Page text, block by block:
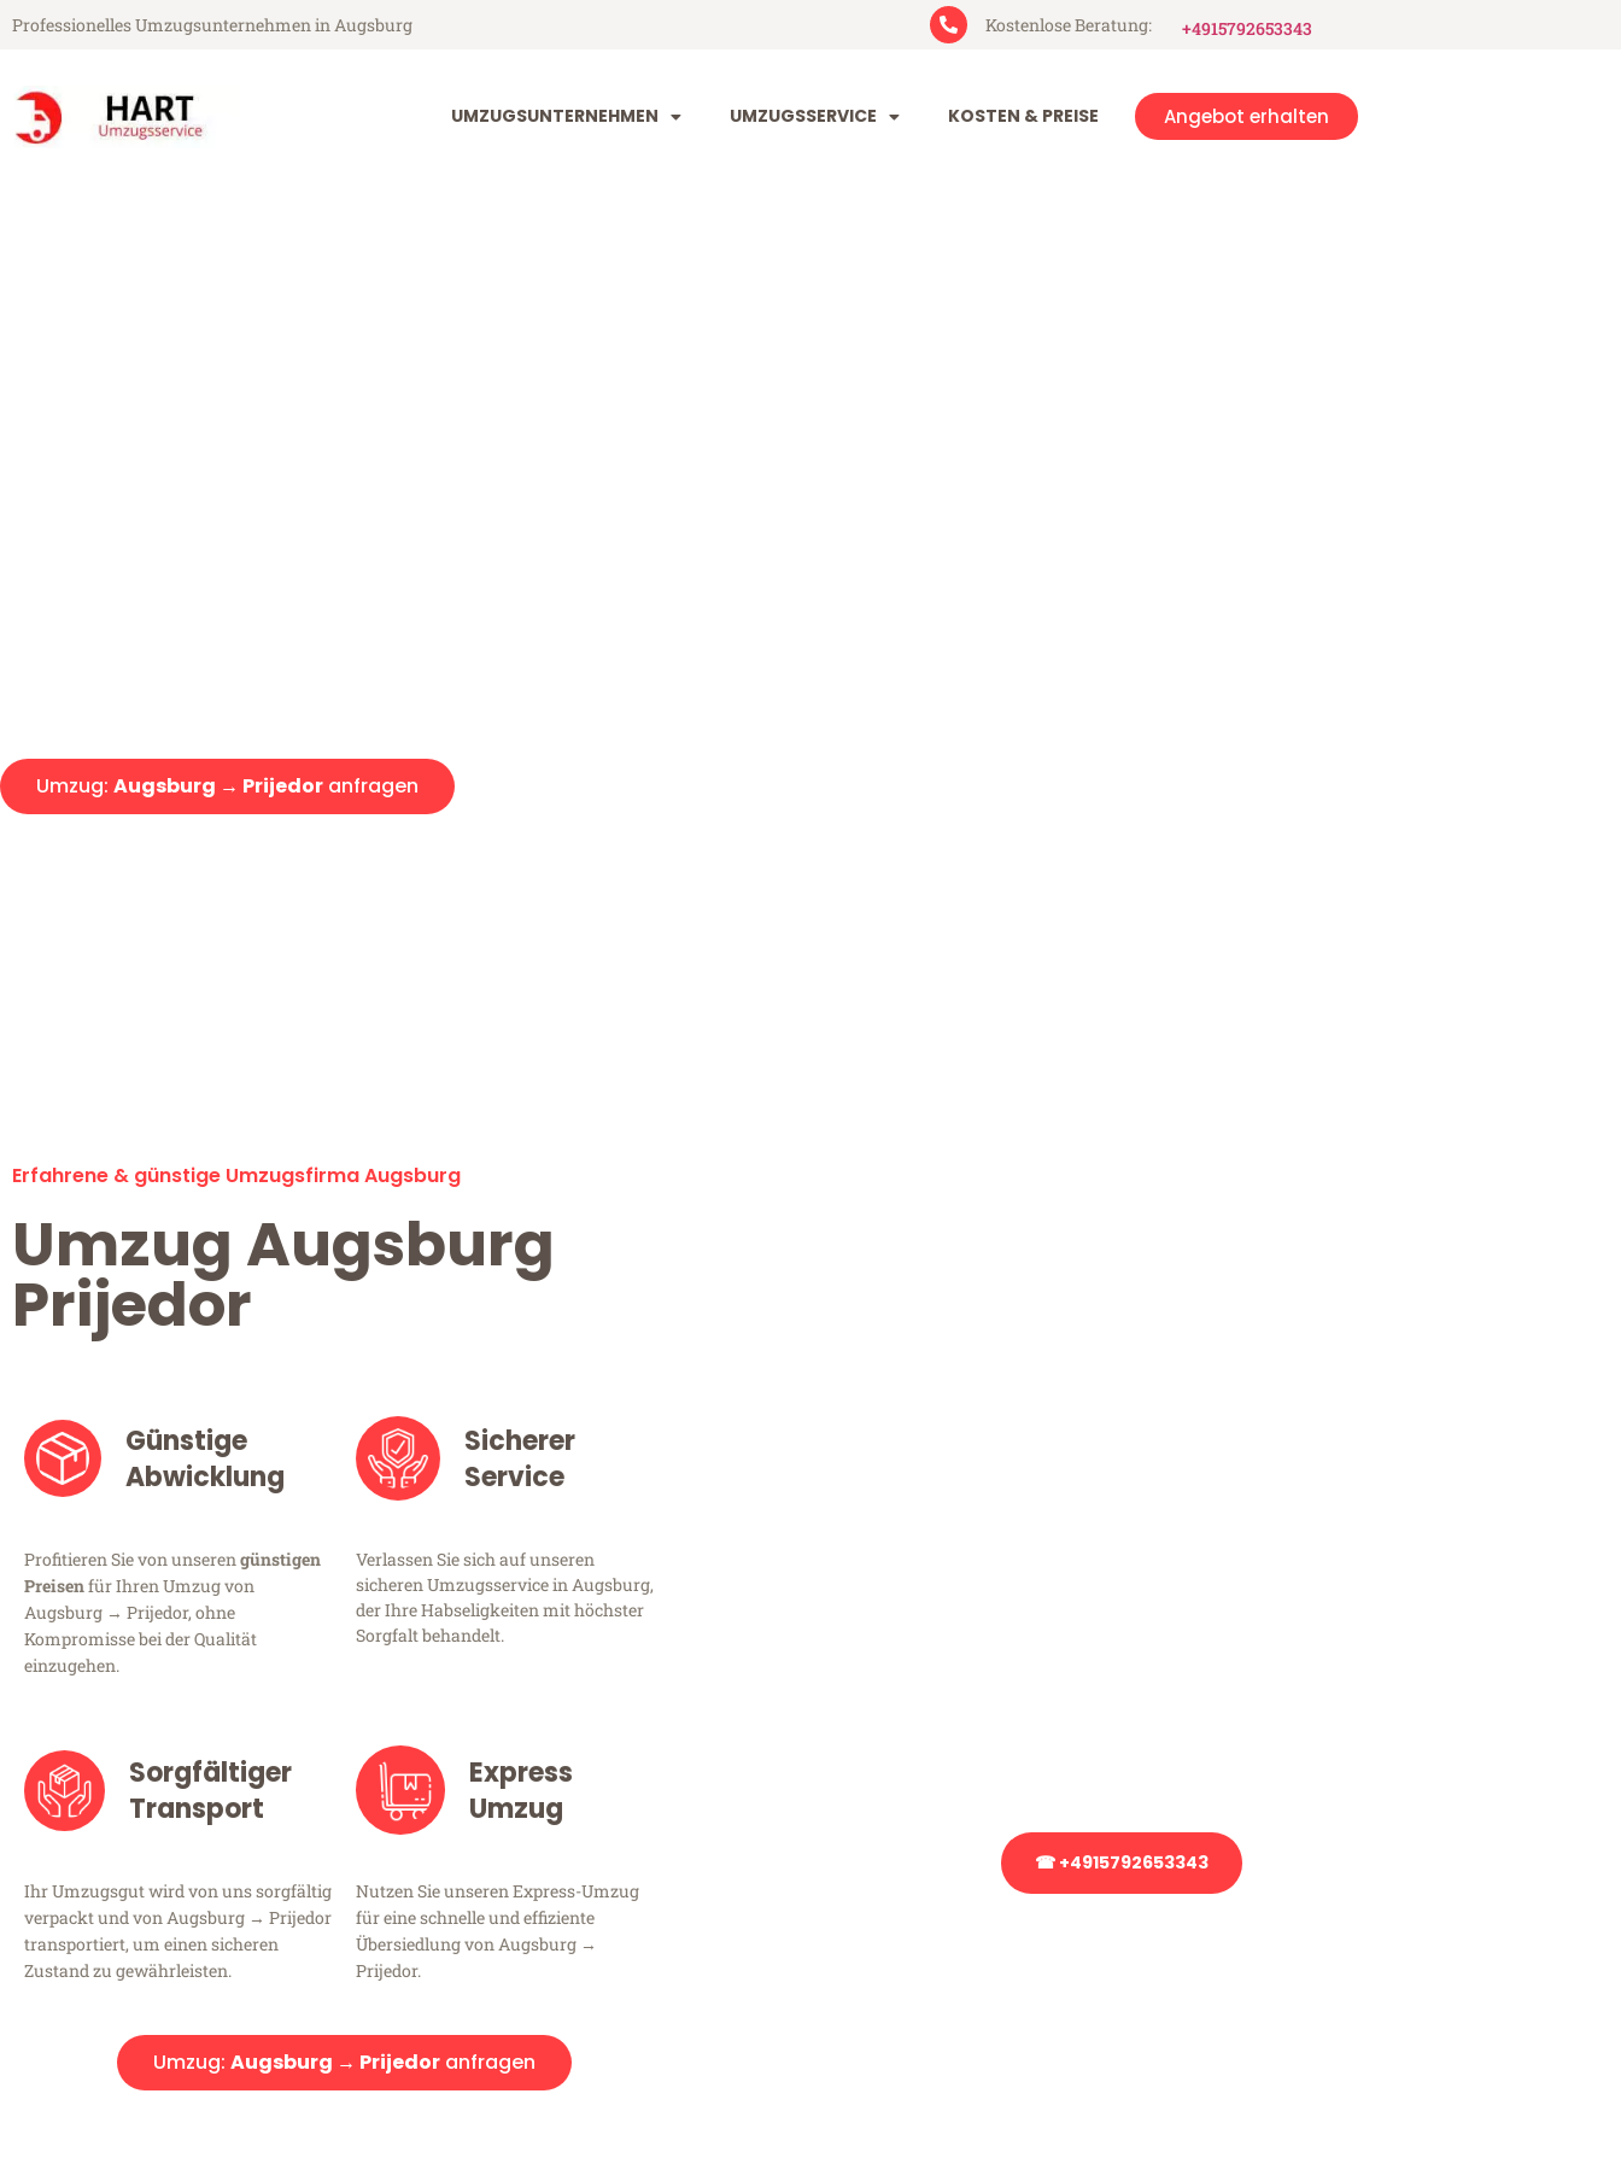
Professionelles Umzugsunternehmen in Augsburg Kostenlose Beratung: +4915792653343
UMZUGSUNTERNEHMEN UMZUGSSERVICE KOSTEN & PREISE Angebot erhalten
Umzug: Augsburg → Prijedor anfragen
Erfahrene & günstige Umzugsfirma Augsburg
Umzug Augsburg
Prijedor
Günstige
Abwicklung
Profitieren Sie von unserengünstigen
Preisenfür Ihren Umzug von
Augsburg → Prijedor, ohne
Kompromisse bei der Qualität
einzugehen.
Sicherer
Service
Verlassen Sie sich auf unseren
sicheren Umzugsservice in Augsburg,
der Ihre Habseligkeiten mit höchster
Sorgfalt behandelt.
Sorgfältiger
Transport
Ihr Umzugsgut wird von uns sorgfältig
verpackt und von Augsburg → Prijedor
transportiert, um einen sicheren
Zustand zu gewährleisten.
Express
Umzug
Nutzen Sie unseren Express-Umzug
für eine schnelle und effiziente
Übersiedlung von Augsburg →
Prijedor.
Umzug: Augsburg → Prijedoranfragen
☎ +4915792653343